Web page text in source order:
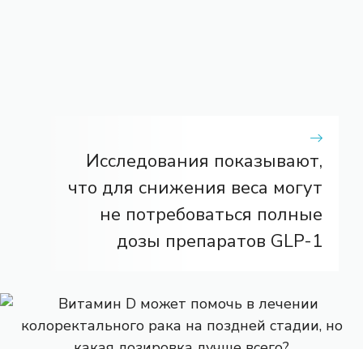
Исследования показывают,
что для снижения веса могут
не потребоваться полные
дозы препаратов GLP-1